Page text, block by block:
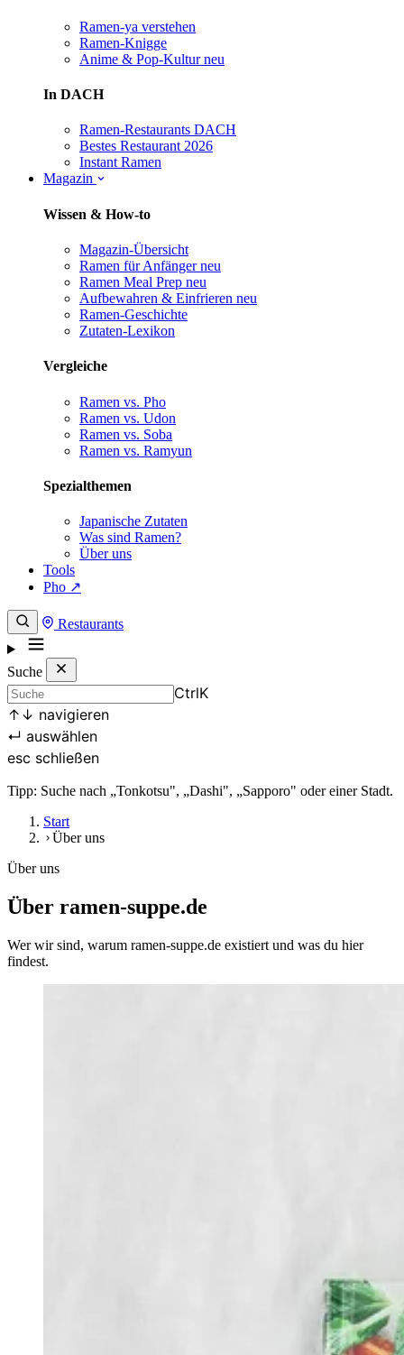
Ramen-ya verstehen
Ramen-Knigge
Anime & Pop-Kultur neu
In DACH
Ramen-Restaurants DACH
Bestes Restaurant 2026
Instant Ramen
Magazin
Wissen & How-to
Magazin-Übersicht
Ramen für Anfänger neu
Ramen Meal Prep neu
Aufbewahren & Einfrieren neu
Ramen-Geschichte
Zutaten-Lexikon
Vergleiche
Ramen vs. Pho
Ramen vs. Udon
Ramen vs. Soba
Ramen vs. Ramyun
Spezialthemen
Japanische Zutaten
Was sind Ramen?
Über uns
Tools
Pho ↗
Restaurants
Suche
CtrlK
↑ ↓ navigieren
↵ auswählen
esc schließen
Tipp: Suche nach „Tonkotsu", „Dashi", „Sapporo" oder einer Stadt.
Start
Über uns
Über uns
Über ramen-suppe.de
Wer wir sind, warum ramen-suppe.de existiert und was du hier
findest.